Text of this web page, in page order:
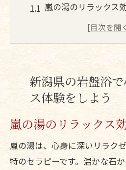
嵐の湯のリラックス
新潟県のおすすめ岩
心も体も癒される理
岩盤浴でストレスを
嵐の湯新潟西店体験
の時間
嵐の湯新潟西店がも
新潟県の自然環境の
新潟県の岩盤浴
ス体験をしよう
嵐の湯のリラックス
嵐の湯は、心身に深いリラク
特のセラピーです。温かな石